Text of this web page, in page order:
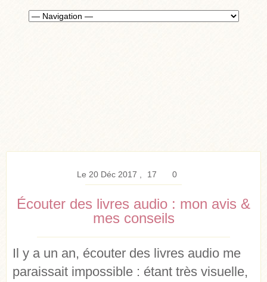
Le 20 Déc 2017 17 0
Écouter des livres audio : mon avis &
mes conseils
Il y a un an, écouter des livres audio me
paraissait impossible : étant très visuelle,